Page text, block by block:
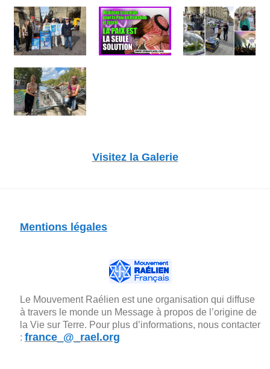
Visitez la Galerie
Mentions légales
Le Mouvement Raélien est une organisation qui diffuse
à travers le monde un Message à propos de l’origine de
la Vie sur Terre. Pour plus d’informations, nous contacter
: france_@_rael.org